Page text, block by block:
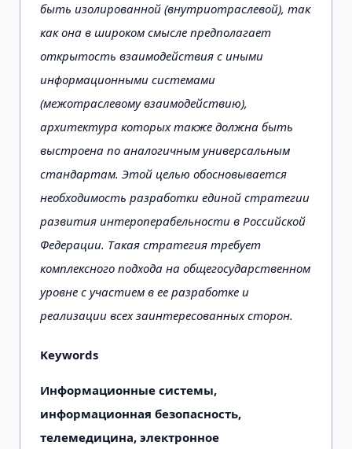
быть изолированной (внутриотраслевой), так
как она в широком смысле предполагает
открытость взаимодействия с иными
информационными системами
(межотраслевому взаимодействию),
архитектура которых также должна быть
выстроена по аналогичным универсальным
стандартам. Этой целью обосновывается
необходимость разработки единой стратегии
развития интероперабельности в Российской
Федерации. Такая стратегия требует
комплексного подхода на общегосударственном
уровне с участием в ее разработке и
реализации всех заинтересованных сторон.
Keywords
Информационные системы,
информационная безопасность,
телемедицина, электронное